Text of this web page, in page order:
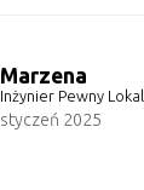
Marzena
Inżynier Pewny Lokal
styczeń 2025